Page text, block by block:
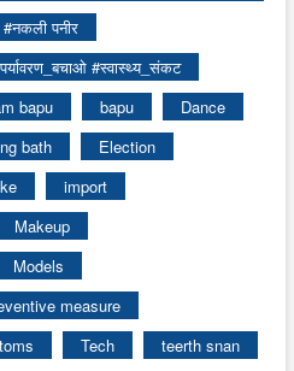
#नकली पनीर
#स्वास्थ्य_संकट
bapu bapu
Dance
bath
Election
import
Makeup
Models
measure
Tech
teerth snan